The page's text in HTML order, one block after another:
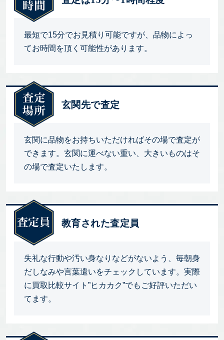
最短で15分でお見積り可能ですが、品物によっ
てお時間を頂く可能性があります。
玄関先で査定
玄関に品物をお持ちいただければその場で査定が
できます。玄関に運べない重い、大きいものはそ
の場で査定いたします。
教育された査定員
失礼な行動や汚い身なりなどがないよう、毎朝身
だしなみや言葉遣いをチェックしています。実際
に買取比較サイト”ヒカカク”でもご好評いただい
てます。